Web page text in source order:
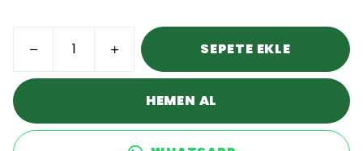
SEPETE EKLE
HEMEN AL